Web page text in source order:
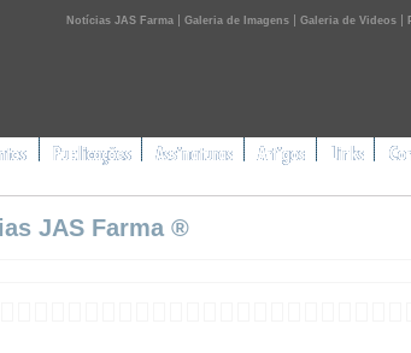
Notícias JAS Farma | Galeria de Imagens | Galeria de Videos |
JAS Farma ®